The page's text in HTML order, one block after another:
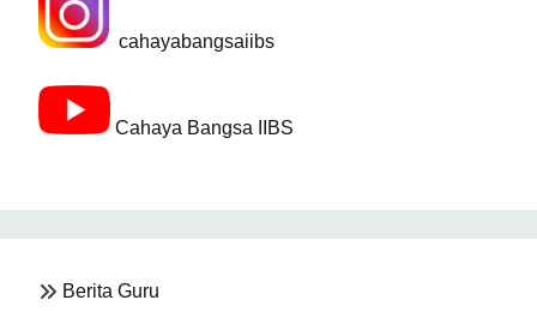
cahayabangsaiibs
Cahaya Bangsa IIBS
Berita Guru